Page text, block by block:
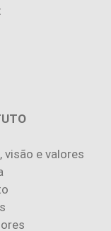
visão e valores